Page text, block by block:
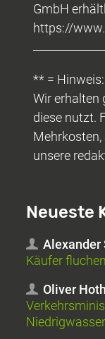
GmbH
https://
** =
Wir erhalten
diese nutzt.
unsere
Neueste
Alexander
Käufer
Oliver Hoth